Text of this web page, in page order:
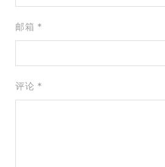
邮箱 *
评论 *